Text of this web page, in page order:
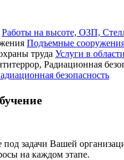
Работы на высоте, ОЗП,
Подъемные
Услуги в
безопасность
задачи Вашей
на каждом этапе.